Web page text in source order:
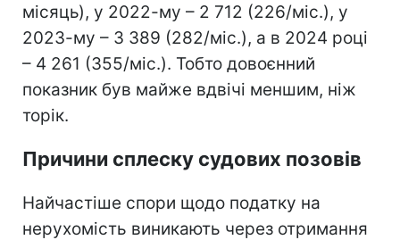
місяць), у 2022-му – 2 712 (226/міс.), у
2023-му – 3 389 (282/міс.), а в 2024 році
– 4 261 (355/міс.). Тобто довоєнний
показник був майже вдвічі меншим, ніж
торік.
Причини сплеску судових позовів
Найчастіше спори щодо податку на
нерухомість виникають через отримання